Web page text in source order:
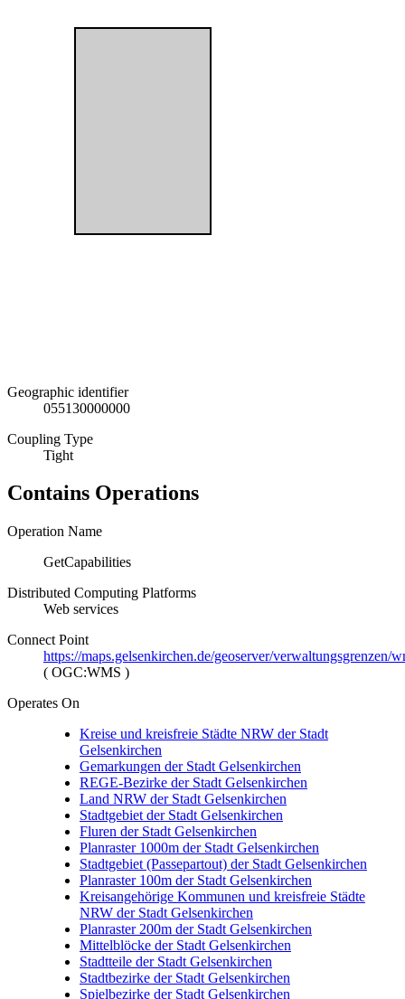
Geographic identifier
055130000000
Coupling Type
Tight
Contains Operations
Operation Name
GetCapabilities
Distributed Computing Platforms
Web services
Connect Point
https://maps.gelsenkirchen.de/geoserver/verwaltungsgrenzen/
( OGC:WMS )
Operates On
Kreise und kreisfreie Städte NRW der Stadt
Gelsenkirchen
Gemarkungen der Stadt Gelsenkirchen
REGE-Bezirke der Stadt Gelsenkirchen
Land NRW der Stadt Gelsenkirchen
Stadtgebiet der Stadt Gelsenkirchen
Fluren der Stadt Gelsenkirchen
Planraster 1000m der Stadt Gelsenkirchen
Stadtgebiet (Passepartout) der Stadt Gelsenkirchen
Planraster 100m der Stadt Gelsenkirchen
Kreisangehörige Kommunen und kreisfreie Städte
NRW der Stadt Gelsenkirchen
Planraster 200m der Stadt Gelsenkirchen
Mittelblöcke der Stadt Gelsenkirchen
Stadtteile der Stadt Gelsenkirchen
Stadtbezirke der Stadt Gelsenkirchen
Spielbezirke der Stadt Gelsenkirchen